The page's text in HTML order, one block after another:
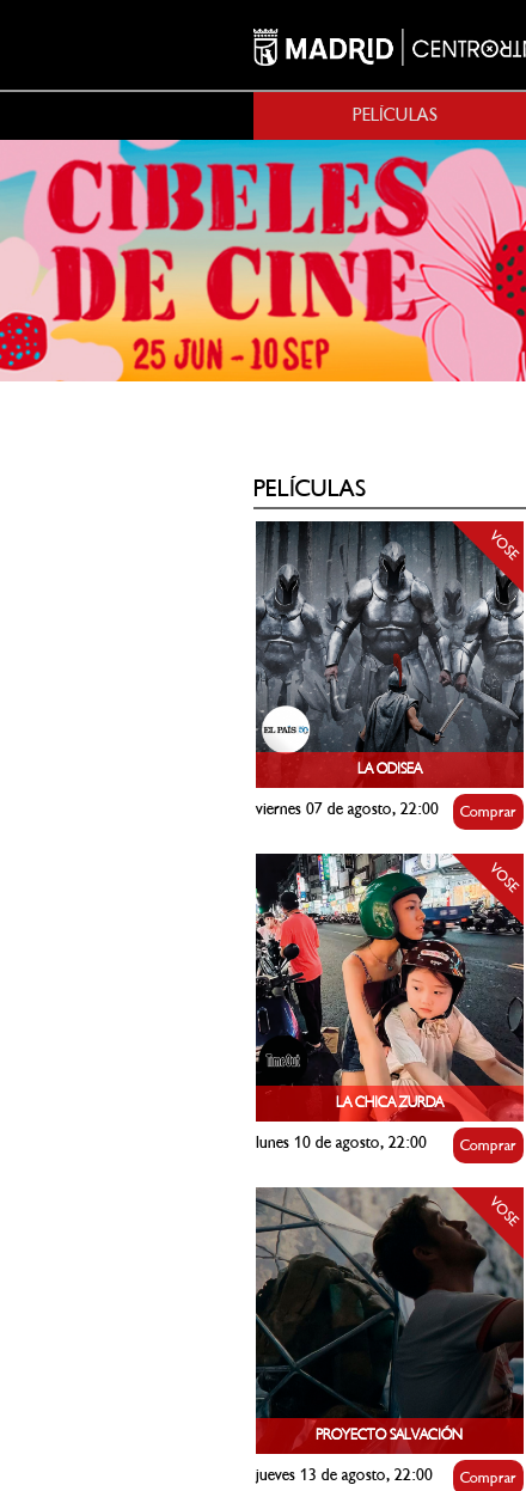
PELÍCULAS
PELÍCULAS
LA ODISEA
VOSE
viernes 07 de agosto, 22:00 Comprar
LA CHICA ZURDA
VOSE
lunes 10 de agosto, 22:00 Comprar
PROYECTO SALVACIÓN
VOSE
jueves 13 de agosto, 22:00 Comprar